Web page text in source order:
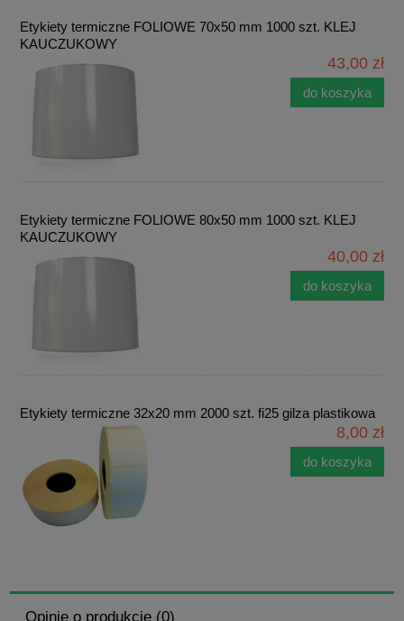
Etykiety termiczne FOLIOWE 70x50 mm 1000 szt. KLEJ
KAUCZUKOWY
43,00 zł
do koszyka
Etykiety termiczne FOLIOWE 80x50 mm 1000 szt. KLEJ
KAUCZUKOWY
40,00 zł
do koszyka
Etykiety termiczne 32x20 mm 2000 szt. fi25 gilza plastikowa
8,00 zł
do koszyka
Opinie o produkcie (0)